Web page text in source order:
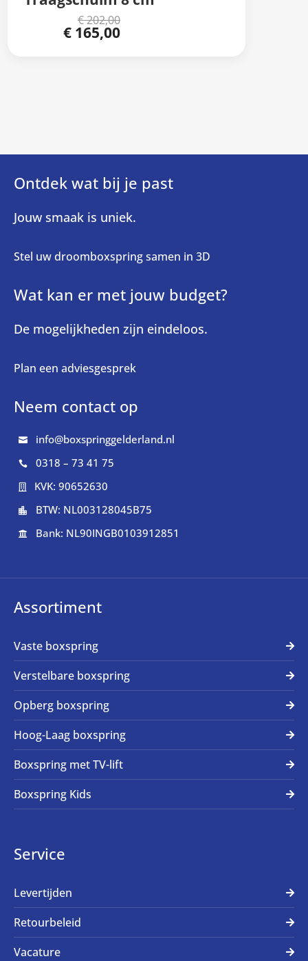
€202,00
Oorspronkelijke
€ 165,00
Ontdek wat bij je past
Jouw smaak is uniek.
Stel uw droomboxspring samen in 3D
Wat kan er met jouw budget?
De mogelijkheden zijn eindeloos.
Plan een adviesgesprek
Neem contact op
 info@boxspringgelderland.nl
 0318 – 73 41 75
 KVK: 90652630
 BTW: NL003128045B75
 Bank: NL90INGB0103912851
Assortiment
Vaste boxspring
Verstelbare boxspring
Opberg boxspring
Hoog-Laag boxspring
Boxspring met TV-lift
Boxspring Kids
Service
Levertijden
Retourbeleid
Vacature